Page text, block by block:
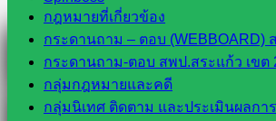
กฎหมายที่เกี่ยวข้อง
กระดานถาม – ตอบ (WEBBOARD)
กระดานถาม-ตอบ สพป.สระแก้ว เขต
กลุ่มกฎหมายและคดี
กลุ่มนิเทศ ติดตาม และประเมินผลกา
Facebook